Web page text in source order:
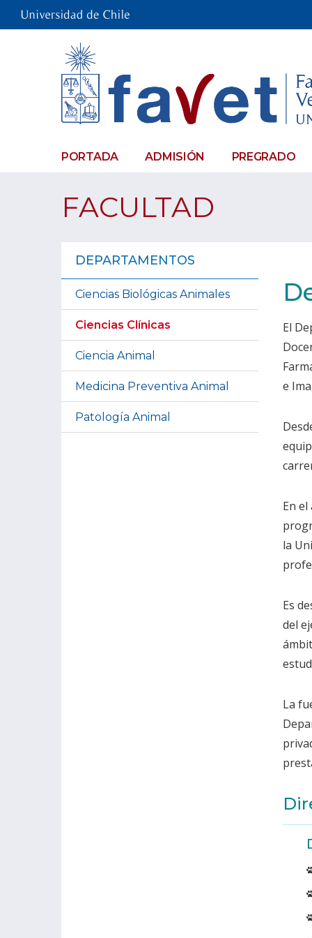
PORTADA ADMISIÓN PREGRADO
FACULTAD
DEPARTAMENTOS
Ciencias Biológicas Animales
Ciencias Clínicas
Ciencia Animal
Medicina Preventiva Animal
Patología Animal
El
e
En
la
Es
del
La